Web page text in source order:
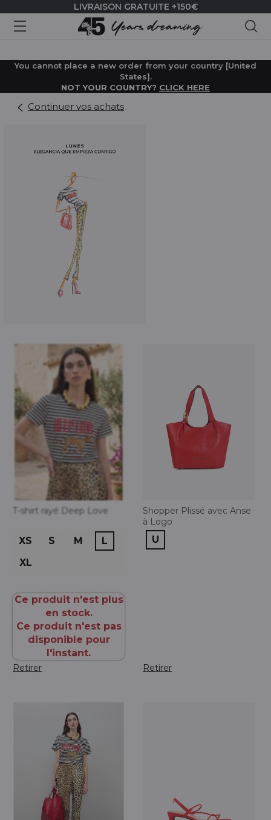
LIVRAISON GRATUITE +150€
You cannot place a new order from your country [United
States].
NOT YOUR COUNTRY? CLICK HERE
Continuer vos achats
T-shirt rayé Deep Love
XS S M
L
XL
Ce produit n'est plus
en stock.
Ce produit n'est pas
disponible pour
l'instant.
Retirer
Shopper Plissé avec Anse
à Logo
U
Retirer